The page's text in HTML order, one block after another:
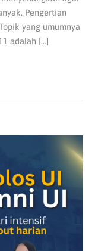
Pengertian
yang umumnya
adalah […]